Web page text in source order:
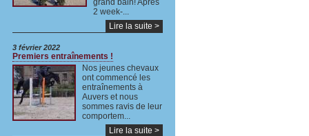
grand bain! Après
2 week-...
Lire la suite >
3 février 2022
Premiers entraînements !
Nos jeunes chevaux
ont commencé les
entraînements à
Auvers et nous
sommes ravis de leur
comportem...
Lire la suite >